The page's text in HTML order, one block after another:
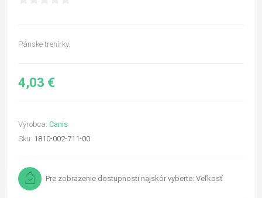
Pánske trenírky.
4,03 €
Výrobca: Canis
Sku: 1810-002-711-00
Pre zobrazenie dostupnosti najskôr vyberte: Veľkosť